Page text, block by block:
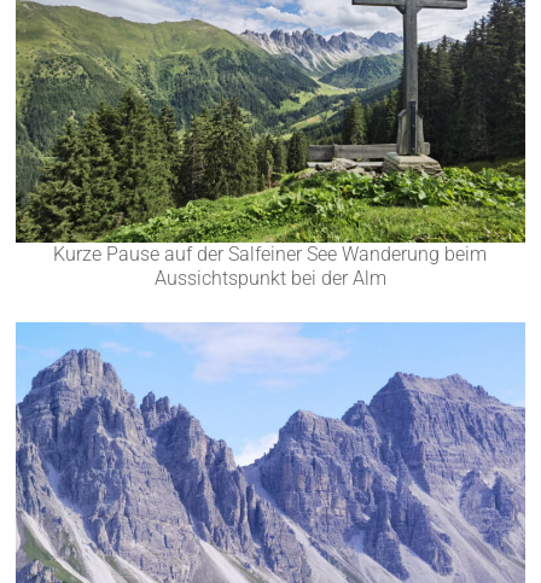
Kurze Pause auf der Salfeiner See Wanderung beim
Aussichtspunkt bei der Alm